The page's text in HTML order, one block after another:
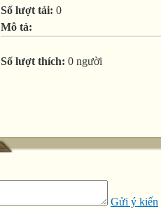
Số lượt tải: 0
Mô tả:
Số lượt thích: 0 người
Gửi ý kiến